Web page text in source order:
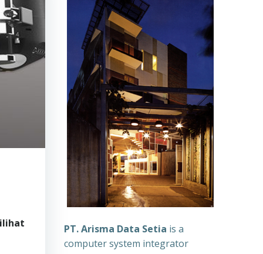
PT. Arisma Data Setia is a
computer system integrator